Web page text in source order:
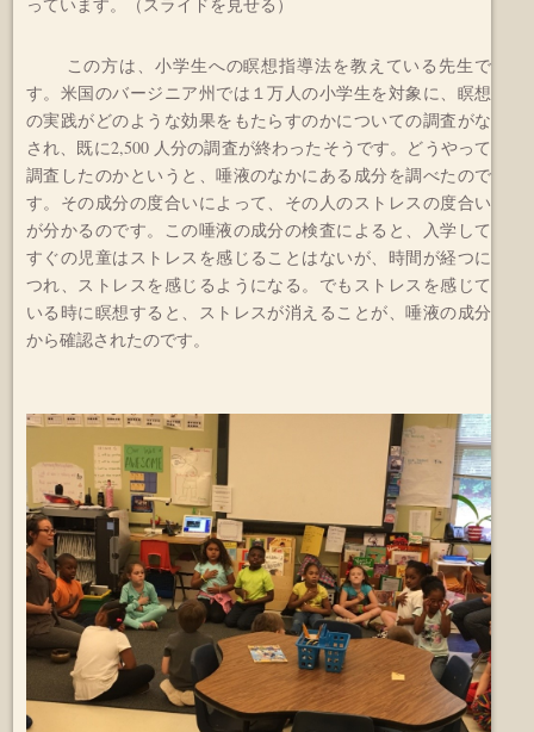
この方は、小学生への瞑想指導法を教えている先生で
す。米国のバージニア州では１万人の小学生を対象に、瞑想
の実践がどのような効果をもたらすのかについての調査がな
され、既に2,500 人分の調査が終わったそうです。どうやって
調査したのかというと、唾液のなかにある成分を調べたので
す。その成分の度合いによって、その人のストレスの度合い
が分かるのです。この唾液の成分の検査によると、入学して
すぐの児童はストレスを感じることはないが、時間が経つに
つれ、ストレスを感じるようになる。でもストレスを感じて
いる時に瞑想すると、ストレスが消えることが、唾液の成分
から確認されたのです。